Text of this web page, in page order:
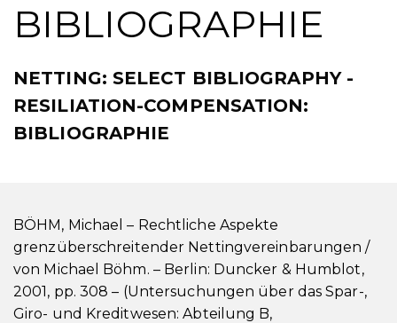
BIBLIOGRAPHIE
NETTING: SELECT BIBLIOGRAPHY -
RESILIATION-COMPENSATION:
BIBLIOGRAPHIE
BÖHM, Michael – Rechtliche Aspekte
grenzüberschreitender Nettingvereinbarungen /
von Michael Böhm. – Berlin: Duncker & Humblot,
2001, pp. 308 – (Untersuchungen über das Spar-,
Giro- und Kreditwesen: Abteilung B,